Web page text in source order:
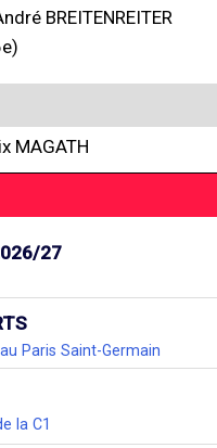
BREITENREITER
MAGATH
27
Paris Saint-Germain
la C1